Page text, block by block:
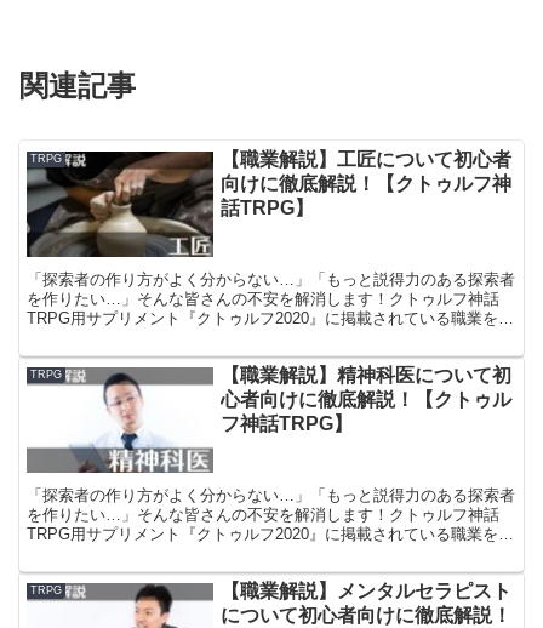
関連記事
TRPG
【職業解説】工匠について初心者
向けに徹底解説！【クトゥルフ神
話TRPG】
「探索者の作り方がよく分からない…」「もっと説得力のある探索者
を作りたい…」そんな皆さんの不安を解消します！クトゥルフ神話
TRPG用サプリメント『クトゥルフ2020』に掲載されている職業を徹
説得力のあるロールプレイができるよう情報をまとめています！
TRPG
【職業解説】精神科医について初
心者向けに徹底解説！【クトゥル
フ神話TRPG】
「探索者の作り方がよく分からない…」「もっと説得力のある探索者
を作りたい…」そんな皆さんの不安を解消します！クトゥルフ神話
TRPG用サプリメント『クトゥルフ2020』に掲載されている職業を徹
説得力のあるロールプレイができるよう情報をまとめています！
TRPG
【職業解説】メンタルセラピスト
について初心者向けに徹底解説！